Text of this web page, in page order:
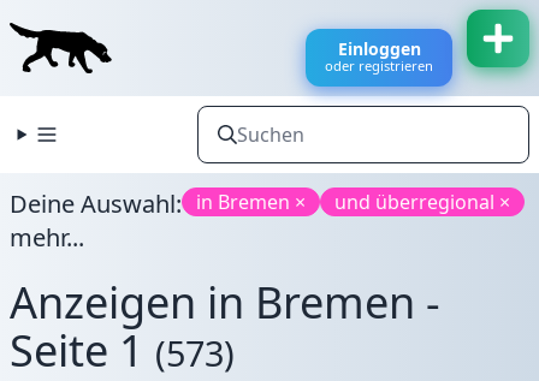
Einloggen
oder registrieren
Deine Auswahl: in Bremen × und überregional ×
mehr...
Anzeigen in Bremen -
Seite 1 (573)